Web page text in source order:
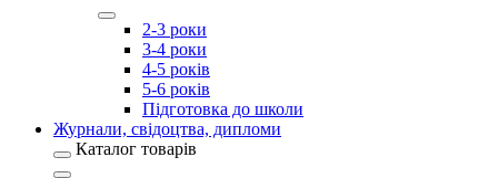
2-3 роки
3-4 роки
4-5 років
5-6 років
Підготовка до школи
Журнали, свідоцтва, дипломи
Каталог товарів